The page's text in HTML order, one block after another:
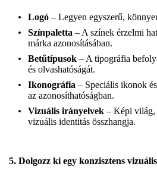
Logó – Legyen egyszerű,
Színpaletta – A színek érzelmi
márka azonosításában.
Betűtípusok – A tipográfia
és olvashatóságát.
Ikonográfia – Speciális ikonok
az azonosíthatóságban.
Vizuális irányelvek – Képi világ,
vizuális identitás összhangja.
5. Dolgozz ki egy konzisztens